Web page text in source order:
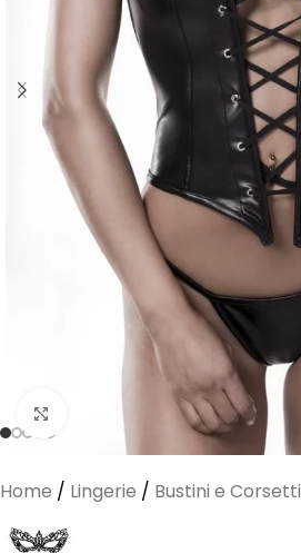
Clicca per ingrandire
Home / Lingerie / Bustini e Corsetti